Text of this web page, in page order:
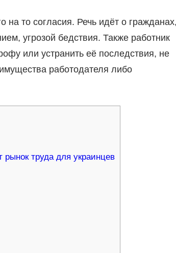
на то согласия. Речь идёт о
угрозой бедствия. Также работник
или устранить её последствия, не
работодателя либо
труда для украинцев